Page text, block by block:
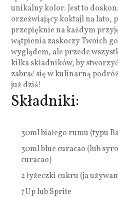
unikalny kolor. Jest to
orzeźwiający koktajl na lato,
przepięknie na każdym
wątpienia zaskoczy Twoich
wyglądem, ale przede
kilka składników, by
zabrać się w kulinarną
już dziś!
Składniki:
30ml białego rumu (typu
30ml blue curacao (lub
curacao)
2 łyżeczki cukru (ja
7Up lub Sprite